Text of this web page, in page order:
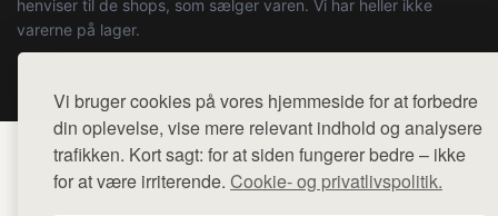
Vi bruger cookies på vores hjemmeside for at forbedre
din oplevelse, vise mere relevant indhold og analysere
trafikken. Kort sagt: for at siden fungerer bedre – ikke
for at være irriterende. Cookie- og privatlivspolitik.
henviser til de shops, som sælger varen. Vi har heller ikke
varerne på lager.